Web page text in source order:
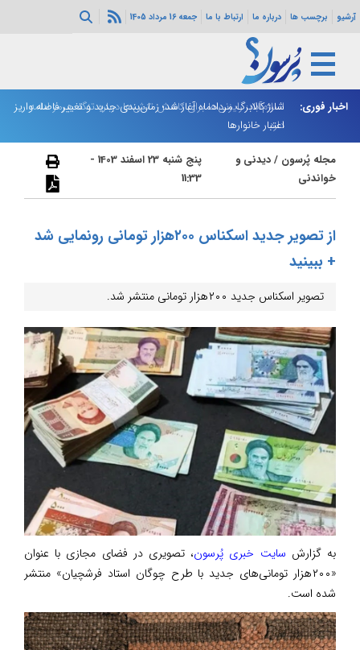
آرشیو برچسب ها درباره ما ارتباط با ما جمعه 16 مرداد 1405
اخبار فوری:
اسلام‌آباد: رایزنی‌ها برای کاهش تنش‌ها درباره تنگه هرمز ادامه
دارد
شارژ کالابرگ مردادماه آغاز شد؛ زمان‌بندی جدید و تغییر فاصله واریز
اعتبار خانوارها
مجله پُرسون /دیدنی و
خواندنی
پنج شنبه 23 اسفند 1403 -
11:33
از تصویر جدید اسکناس ۲۰۰هزار تومانی‌ رونمایی شد
+ ببینید
تصویر اسکناس جدید ۲۰۰هزار تومانی منتشر شد.
به گزارش سایت خبری پُرسون، تصویری در فضای مجازی با عنوان
«۲۰۰هزار تومانی‌های جدید با طرح چوگان استاد فرشچیان» منتشر
شده است.